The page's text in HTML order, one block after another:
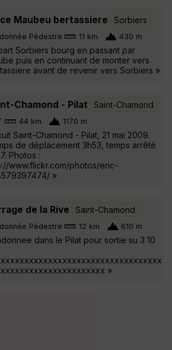
Maubeu bertassiere Sorbiers
Pédestre 11 km 430 m
Sorbiers bourg en passant par
puis en continuant de monter vers
avant de revenir vers Sorbiers »
Chamond - Pilat Saint-Chamond
44 km 1170 m
Saint-Chamond - Pilat, 21 mai 2009.
de déplacement 3h53, temps arrêté
Photos :
www.flickr.com/photos/eric-
»
de la Rive Saint-Chamond
Pédestre 12 km 610 m
dans le Pilat pour sortie su 3 10
»